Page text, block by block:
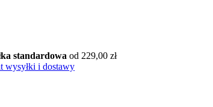
standardowa od 229,00 zł
wysyłki i dostawy